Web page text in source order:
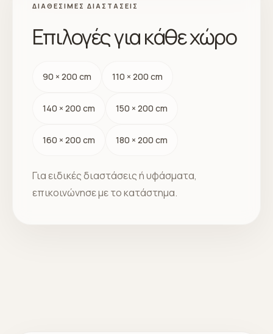
ΔΙΑΘΈΣΙΜΕΣ ΔΙΑΣΤΆΣΕΙΣ
Επιλογές για κάθε χώρο
90 × 200 cm 110 × 200 cm
140 × 200 cm 150 × 200 cm
160 × 200 cm 180 × 200 cm
Για ειδικές διαστάσεις ή υφάσματα,
επικοινώνησε με το κατάστημα.